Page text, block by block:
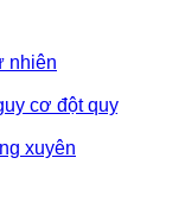
nhiên
cơ đột quỵ
xuyên